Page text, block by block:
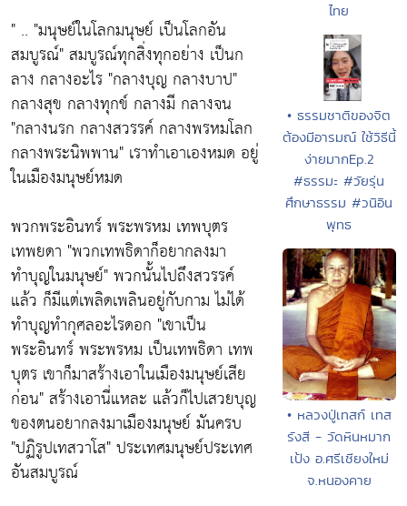
" .. "มนุษย์ในโลกมนุษย์ เป็นโลกอัน
สมบูรณ์"สมบูรณ์ทุกสิ่งทุกอย่าง เป็นก
ลาง กลางอะไร "กลางบุญ กลางบาป"
กลางสุข กลางทุกข์ กลางมี กลางจน
"กลางนรก กลางสวรรค์ กลางพรหมโลก
กลางพระนิพพาน" เราทำเอาเองหมด อยู่
ในเมืองมนุษย์หมด
พวกพระอินทร์ พระพรหม เทพบุตร
เทพยดา "พวกเทพธิดาก็อยากลงมา
ทำบุญในมนุษย์"พวกนั้นไปถึงสวรรค์
แล้ว ก็มีแต่เพลิดเพลินอยู่กับกาม ไม่ได้
ทำบุญทำกุศลอะไรดอก "เขาเป็น
พระอินทร์ พระพรหม เป็นเทพธิดา เทพ
บุตร เขาก็มาสร้างเอาในเมืองมนุษย์เสีย
ก่อน"สร้างเอานี่แหละ แล้วก็ไปเสวยบุญ
ของตนอยากลงมาเมืองมนุษย์ มันครบ
"ปฏิรูปเทสวาโส"ประเทศมนุษย์ประเทศ
อันสมบูรณ์
ไทย
• ธรรมชาติของจิต
ต้องมีอารมณ์ ใช้วิธีนี้
ง่ายมากEp.2
#ธรรมะ #วัยรุ่น
ศึกษาธรรม #วนิอิน
พุทธ
• หลวงปู่เทสก์ เทส
รังสี - วัดหินหมาก
เป้ง อ.ศรีเชียงใหม่
จ.หนองคาย